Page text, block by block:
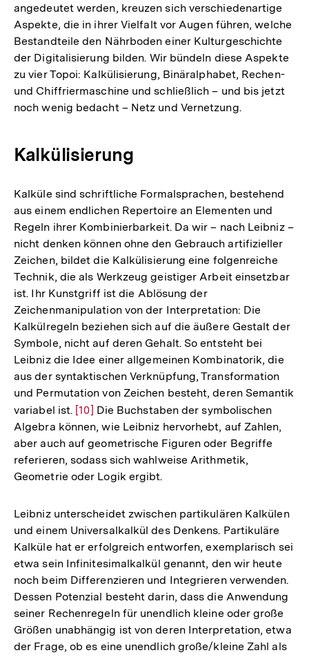
angedeutet werden, kreuzen sich verschiedenartige
Aspekte, die in ihrer Vielfalt vor Augen führen, welche
Bestandteile den Nährboden einer Kulturgeschichte
der Digitalisierung bilden. Wir bündeln diese Aspekte
zu vier Topoi: Kalkülisierung, Binäralphabet, Rechen-
und Chiffriermaschine und schließlich – und bis jetzt
noch wenig bedacht – Netz und Vernetzung.
Kalkülisierung
Kalküle sind schriftliche Formalsprachen, bestehend
aus einem endlichen Repertoire an Elementen und
Regeln ihrer Kombinierbarkeit. Da wir – nach Leibniz –
nicht denken können ohne den Gebrauch artifizieller
Zeichen, bildet die Kalkülisierung eine folgenreiche
Technik, die als Werkzeug geistiger Arbeit einsetzbar
ist. Ihr Kunstgriff ist die Ablösung der
Zeichenmanipulation von der Interpretation: Die
Kalkülregeln beziehen sich auf die äußere Gestalt der
Symbole, nicht auf deren Gehalt. So entsteht bei
Leibniz die Idee einer allgemeinen Kombinatorik, die
aus der syntaktischen Verknüpfung, Transformation
und Permutation von Zeichen besteht, deren Semantik
variabel ist. Zur
Auflösung
der
Fußnote
[10] Die Buchstaben der symbolischen
Algebra können, wie Leibniz hervorhebt, auf Zahlen,
aber auch auf geometrische Figuren oder Begriffe
referieren, sodass sich wahlweise Arithmetik,
Geometrie oder Logik ergibt.
Leibniz unterscheidet zwischen partikulären Kalkülen
und einem Universalkalkül des Denkens. Partikuläre
Kalküle hat er erfolgreich entworfen, exemplarisch sei
etwa sein Infinitesimalkalkül genannt, den wir heute
noch beim Differenzieren und Integrieren verwenden.
Dessen Potenzial besteht darin, dass die Anwendung
seiner Rechenregeln für unendlich kleine oder große
Größen unabhängig ist von deren Interpretation, etwa
der Frage, ob es eine unendlich große/kleine Zahl als